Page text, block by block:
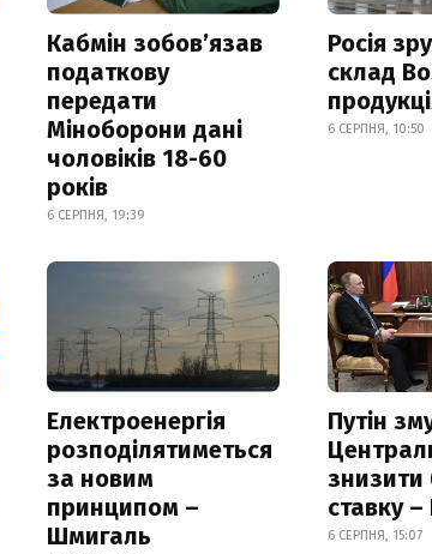
Кабмін зобовʼязав
податкову
передати
Міноборони дані
чоловіків 18-60
років
6 СЕРПНЯ, 19:39
Росія
склад
6 СЕРПНЯ, 10:50
Електроенергія
розподілятиметься
за новим
принципом –
Шмигаль
Путін
знизити
ставку
6 СЕРПНЯ, 15:07